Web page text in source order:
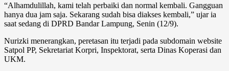
“Alhamdulillah, kami telah perbaiki dan normal kembali. Gangguan
hanya dua jam saja. Sekarang sudah bisa diakses kembali,” ujar ia
saat sedang di DPRD Bandar Lampung, Senin (12/9).
Nurizki menerangkan, peretasan itu terjadi pada subdomain website
Satpol PP, Sekretariat Korpri, Inspektorat, serta Dinas Koperasi dan
UKM.